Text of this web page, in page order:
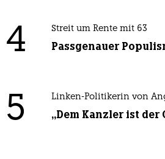
4 Streit um Rente mit 63
Passgenauer
5 Linken-Politikerin von
„Dem Kanzler ist der